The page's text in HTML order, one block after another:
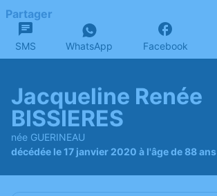
Partager
SMS WhatsApp Facebook
Jacqueline Renée
BISSIERES
née GUERINEAU
décédée le 17 janvier 2020 à l'âge de 88 ans